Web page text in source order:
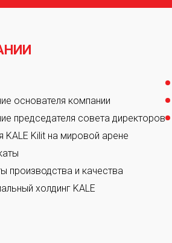
основателя компании
председателя совета директоров
KALE Kilit на мировой арене
производства и качества
холдинг KALE